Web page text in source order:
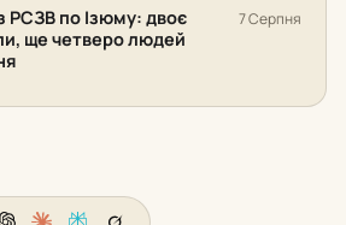
РСЗВ по Ізюму: двоє
ще четверо людей
7 Серпня